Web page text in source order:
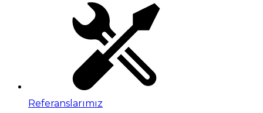
Referanslarımız